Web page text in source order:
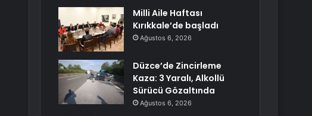
Milli Aile Haftası
Kırıkkale’de başladı
Ağustos 6, 2026
Düzce’de Zincirleme
Kaza: 3 Yaralı, Alkollü
Sürücü Gözaltında
Ağustos 6, 2026